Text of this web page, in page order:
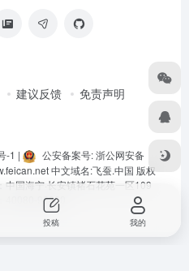
建议反馈 免责声明
-1 |
公安备案号: 浙公网安备
中文域名:飞蚕.中国 版权
国海宁·长安镇褚石花苑一区109
40080-92360
投稿 我的